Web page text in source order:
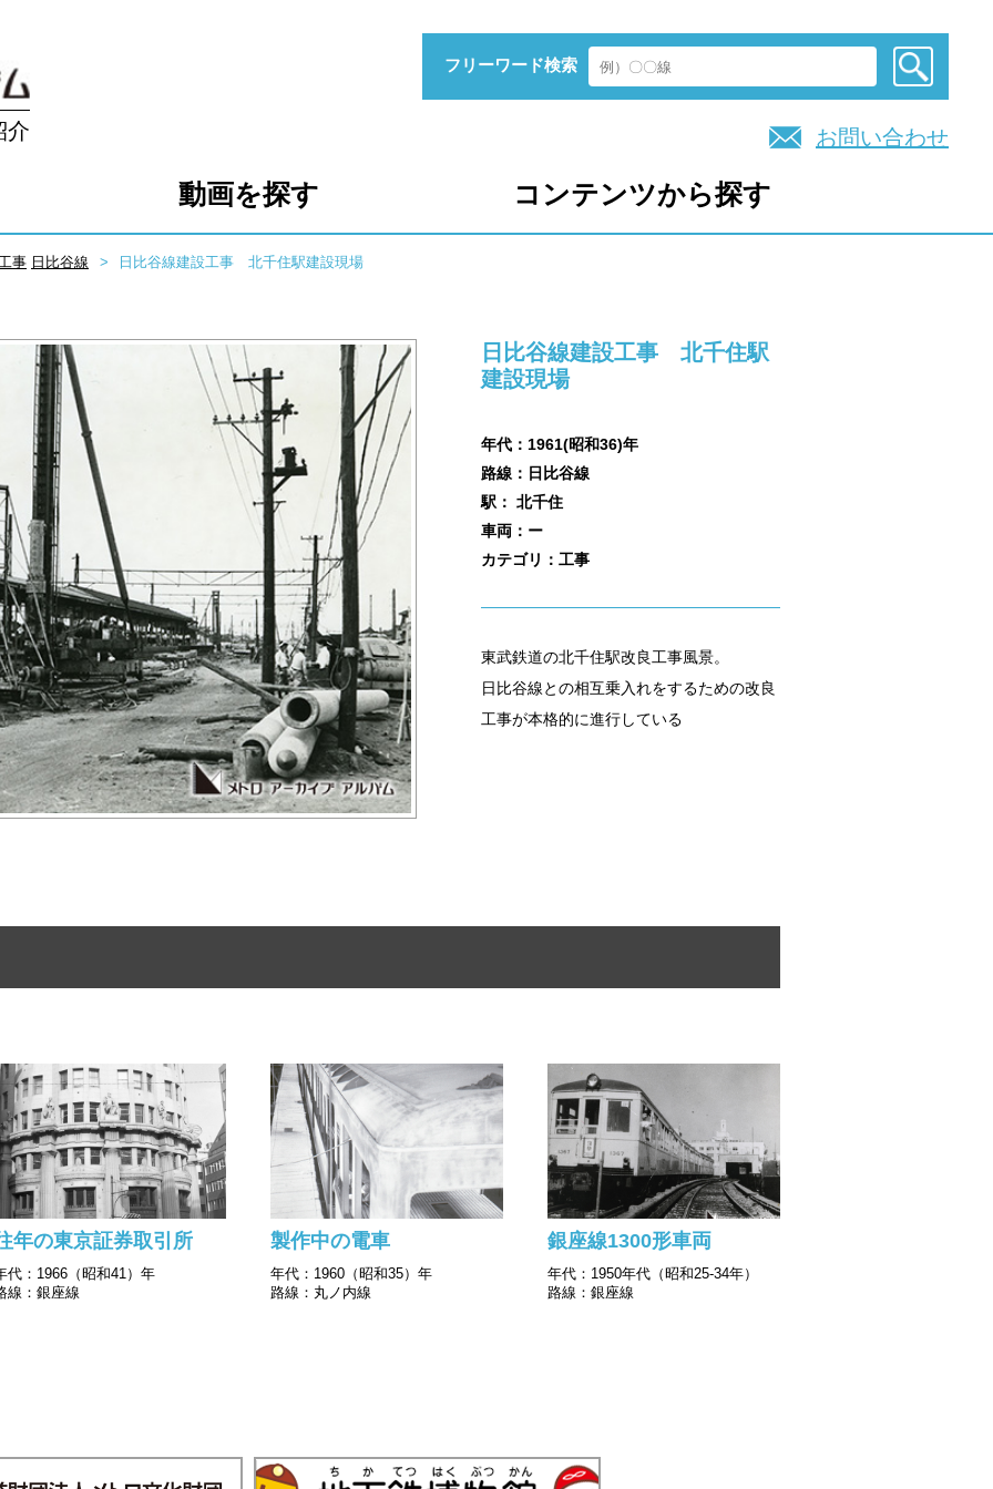
介
フリーワード検索
お問い合わせ
動画を探す コンテンツから探す
事 日比谷線 日比谷線建設工事 北千住駅建設現場
日比谷線建設工事 北千住駅
建設現場
年代：1961(昭和36)年
路線：日比谷線
駅： 北千住
車両：ー
カテゴリ：工事
東武鉄道の北千住駅改良工事風景。
日比谷線との相互乗入れをするための改良
工事が本格的に進行している
年の東京証券取引所
代：1966（昭和41）年
線：銀座線
製作中の電車
年代：1960（昭和35）年
路線：丸ノ内線
銀座線1300形車両
年代：1950年代（昭和25-34年）
路線：銀座線